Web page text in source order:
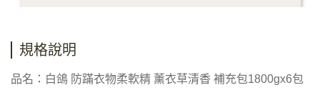
規格說明
品名：白鴿 防蹣衣物柔軟精 薰衣草清香 補充包1800gx6包